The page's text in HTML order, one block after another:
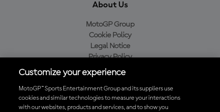
About Us
MotoGP Group
Cookie Policy
Legal Notice
Privacy Policy
Purchase Policy
Baixe o aplicativo oficial da MotoGP™
Customize your experience
MotoGP™ Sports Entertainment Group and its suppliers use
cookies and similar technologies to measure your interactions
with our websites, products and services, and to show you